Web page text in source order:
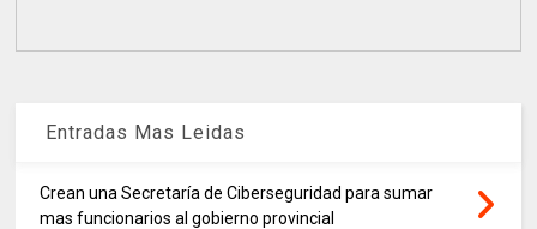
Entradas Mas Leidas
Crean una Secretaría de Ciberseguridad para sumar
mas funcionarios al gobierno provincial